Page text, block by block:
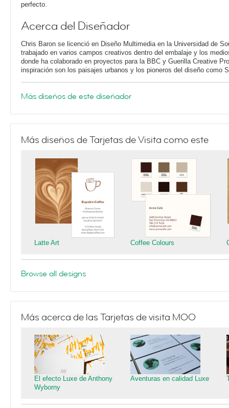
perfecto.
Acerca del Diseñador
Chris Baron se licenció en Diseño Multimedia en la Universidad de
trabajado en varios campos creativos dentro del embalaje y los
donde ha colaborado en proyectos para la BBC y Guerilla Creative
inspiración son los paisajes urbanos y los pioneros del diseño como
Más diseños de este diseñador
Más diseños de Tarjetas de Visita como este
Latte Art Coffee Colours
Browse all designs
Más acerca de las Tarjetas de visita MOO
El efecto Luxe de Anthony
Wyborny
Aventuras en calidad Luxe